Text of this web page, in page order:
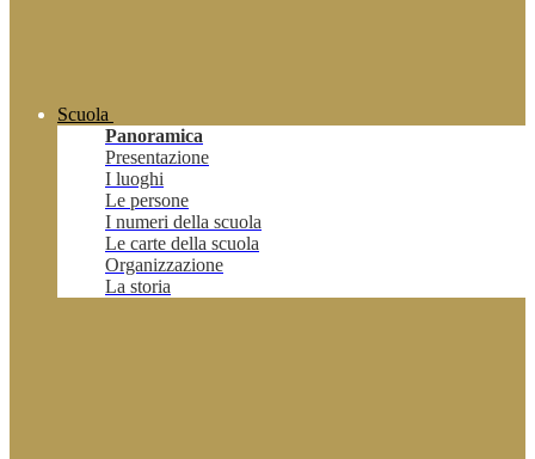
Scuola
Panoramica
Presentazione
I luoghi
Le persone
I numeri della scuola
Le carte della scuola
Organizzazione
La storia